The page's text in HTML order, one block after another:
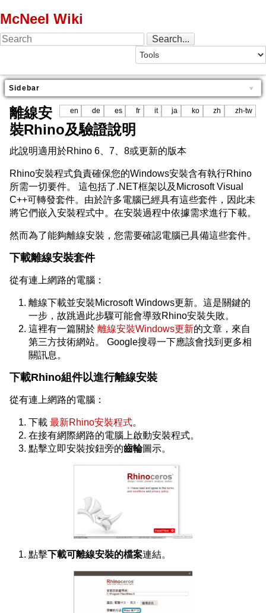
McNeel Wiki
Sidebar
en de es fr it ja ko zh zh-tw
離線安
裝Rhino及驗證說明
此說明適用於Rhino 6、7、8或更新的版本
Rhino安裝程式負責確保您的Windows安裝含有執行Rhino
所需一切要件。 這包括了.NET框架以及Microsoft Visual
C++可轉發套件。由於許多電腦已經具有這些套件，因此未
將它們嵌入安裝程式中。在安裝過程中依據需求進行下載。
然而為了能夠離線安裝，您需要確認電腦已具備這些套件。
下載離線安裝套件
從有連上網路的電腦：
離線下載並安裝Microsoft Windows更新。這是關鍵的
一步，故跳過此步驟可能會導致Rhino安裝失敗。
這裡有一篇關於 離線安裝Windows更新的文章，來自
第三方技術網站。 Google搜尋一下應該會找到更多相
關訊息。
下載Rhino組件以進行離線安裝
從有連上網路的電腦：
下載 最新Rhino安裝程式。
在接有網際網路的電腦上啟動安裝程式。
點擊立即安裝按鈕旁的齒輪圖示。
點擊下載可離線安裝的檔案連結。